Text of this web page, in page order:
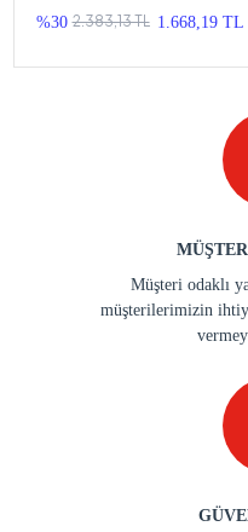
%30 2.383,13 TL 1.668,19 TL
Müşteri odaklı
müşterilerimizin